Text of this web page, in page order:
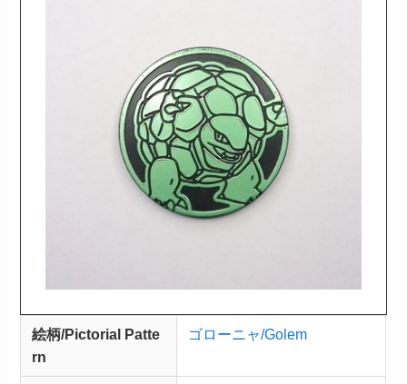
絵柄/Pictorial Patte
rn
ゴローニャ/Golem